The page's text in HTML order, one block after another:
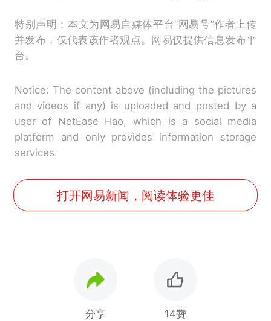
特别声明：本文为网易自媒体平台“网易号”作者上传
并发布，仅代表该作者观点。网易仅提供信息发布平
台。
Notice: The content above (including the pictures
and videos if any) is uploaded and posted by a
user of NetEase Hao, which is a social media
platform and only provides information storage
services.
打开网易新闻，阅读体验更佳
分享 14赞